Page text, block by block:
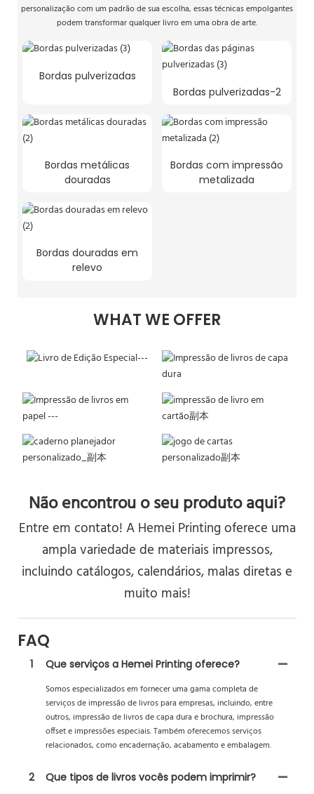
personalização com um padrão de sua escolha, essas técnicas empolgantes
podem transformar qualquer livro em uma obra de arte.
Bordas pulverizadas
Bordas pulverizadas-2
Bordas metálicas
douradas
Bordas com impressão
metalizada
Bordas douradas em
relevo
WHAT WE OFFER
Não encontrou o seu produto aqui?
Entre em contato! A Hemei Printing oferece uma
ampla variedade de materiais impressos,
incluindo catálogos, calendários, malas diretas e
muito mais!
FAQ
1
Que serviços a Hemei Printing oferece?
Somos especializados em fornecer uma gama completa de
serviços de impressão de livros para empresas, incluindo, entre
outros, impressão de livros de capa dura e brochura, impressão
offset e impressões especiais. Também oferecemos serviços
relacionados, como encadernação, acabamento e embalagem.
2
Que tipos de livros vocês podem imprimir?